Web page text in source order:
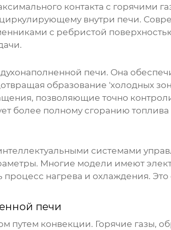
контакта с горячими
циркулирующему внутри печи.
с ребристой
печи. Она
образование 'холодных
позволяющие точно
более полному сгоранию
системами
Многие модели имеют
нагрева и охлаждения.
печи
путем конвекции. Горячие газы,